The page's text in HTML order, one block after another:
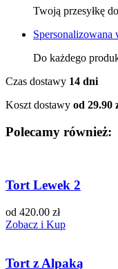
Twoją przesyłkę
Spersonalizowana
Do każdego
Czas dostawy 14 dni
Koszt dostawy od 29.90
Polecamy również:
Tort Lewek 2
od 420.00 zł
Zobacz i Kup
Tort z Alpaką